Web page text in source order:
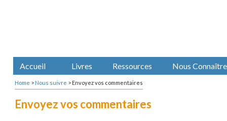
Accueil Livres Ressources Nous Connaître
Home > Nous suivre > Envoyez vos commentaires
Envoyez vos commentaires